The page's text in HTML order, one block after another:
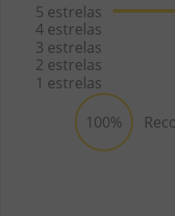
5 estrelas
4estrelas
3 estrelas
2 estrelas
1 estrelas
100%